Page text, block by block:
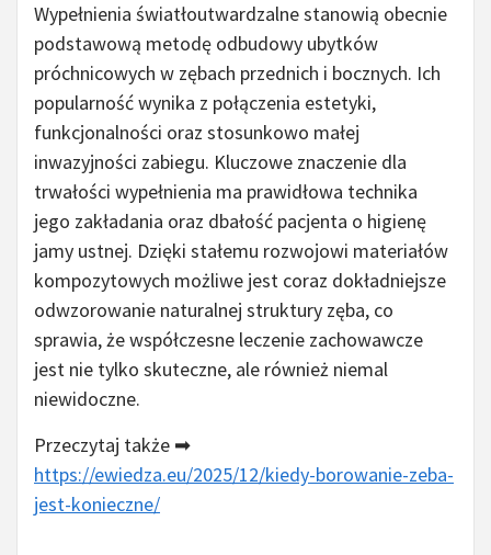
Wypełnienia światłoutwardzalne stanowią obecnie
podstawową metodę odbudowy ubytków
próchnicowych w zębach przednich i bocznych. Ich
popularność wynika z połączenia estetyki,
funkcjonalności oraz stosunkowo małej
inwazyjności zabiegu. Kluczowe znaczenie dla
trwałości wypełnienia ma prawidłowa technika
jego zakładania oraz dbałość pacjenta o higienę
jamy ustnej. Dzięki stałemu rozwojowi materiałów
kompozytowych możliwe jest coraz dokładniejsze
odwzorowanie naturalnej struktury zęba, co
sprawia, że współczesne leczenie zachowawcze
jest nie tylko skuteczne, ale również niemal
niewidoczne.
Przeczytaj także ➡
https://ewiedza.eu/2025/12/kiedy-borowanie-zeba-
jest-konieczne/